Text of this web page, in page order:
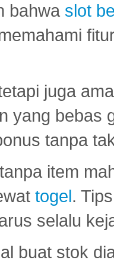
bahwa slot
juga
yang bebas
tanpa
item
togel.
selalu
buat stok